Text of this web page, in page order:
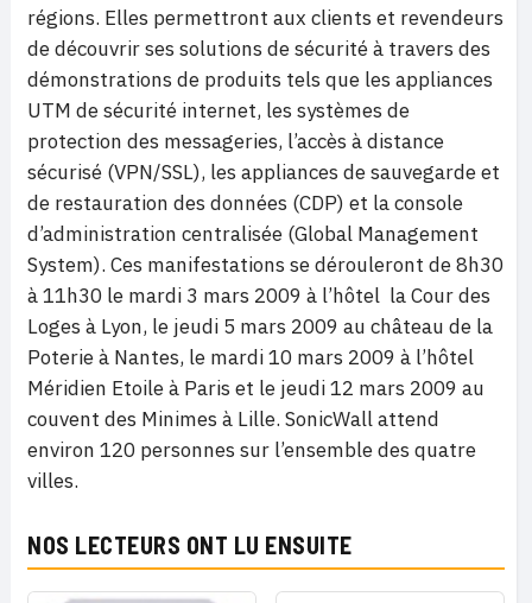
régions. Elles permettront aux clients et revendeurs
de découvrir ses solutions de sécurité à travers des
démonstrations de produits tels que les appliances
UTM de sécurité internet, les systèmes de
protection des messageries, l’accès à distance
sécurisé (VPN/SSL), les appliances de sauvegarde et
de restauration des données (CDP) et la console
d’administration centralisée (Global Management
System). Ces manifestations se dérouleront de 8h30
à 11h30 le mardi 3 mars 2009 à l’hôtel la Cour des
Loges à Lyon, le jeudi 5 mars 2009 au château de la
Poterie à Nantes, le mardi 10 mars 2009 à l’hôtel
Méridien Etoile à Paris et le jeudi 12 mars 2009 au
couvent des Minimes à Lille. SonicWall attend
environ 120 personnes sur l’ensemble des quatre
villes.
NOS LECTEURS ONT LU ENSUITE